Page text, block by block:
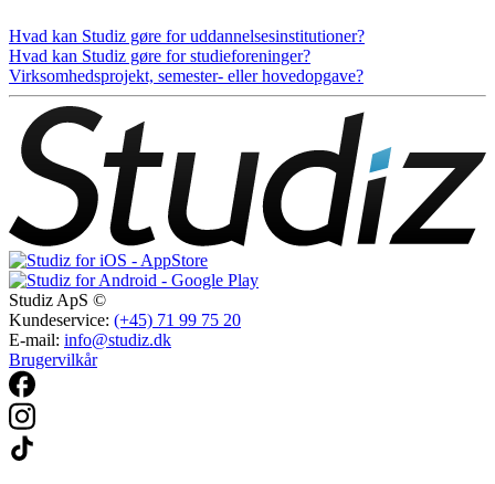
Hvad kan Studiz gøre for uddannelsesinstitutioner?
Hvad kan Studiz gøre for studieforeninger?
Virksomhedsprojekt, semester- eller hovedopgave?
Studiz ApS ©
Kundeservice: (+45) 71 99 75 20
E-mail: info@studiz.dk
Brugervilkår